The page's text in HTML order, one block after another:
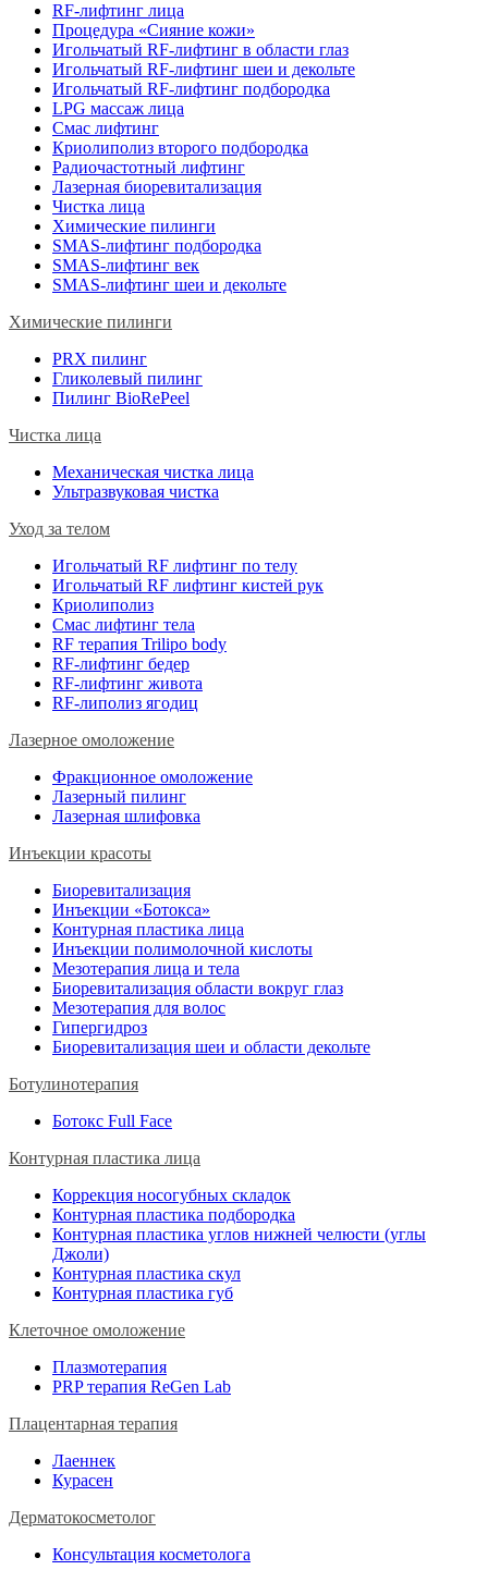
RF-лифтинг лица
Процедура «Сияние кожи»
Игольчатый RF-лифтинг в области глаз
Игольчатый RF-лифтинг шеи и декольте
Игольчатый RF-лифтинг подбородка
LPG массаж лица
Смас лифтинг
Криолиполиз второго подбородка
Радиочастотный лифтинг
Лазерная биоревитализация
Чистка лица
Химические пилинги
SMAS-лифтинг подбородка
SMAS-лифтинг век
SMAS-лифтинг шеи и декольте
Химические пилинги
PRX пилинг
Гликолевый пилинг
Пилинг BioRePeel
Чистка лица
Механическая чистка лица
Ультразвуковая чистка
Уход за телом
Игольчатый RF лифтинг по телу
Игольчатый RF лифтинг кистей рук
Криолиполиз
Смас лифтинг тела
RF терапия Trilipo body
RF-лифтинг бедер
RF-лифтинг живота
RF-липолиз ягодиц
Лазерное омоложение
Фракционное омоложение
Лазерный пилинг
Лазерная шлифовка
Инъекции красоты
Биоревитализация
Инъекции «Ботокса»
Контурная пластика лица
Инъекции полимолочной кислоты
Мезотерапия лица и тела
Биоревитализация области вокруг глаз
Мезотерапия для волос
Гипергидроз
Биоревитализация шеи и области декольте
Ботулинотерапия
Ботокс Full Face
Контурная пластика лица
Коррекция носогубных складок
Контурная пластика подбородка
Контурная пластика углов нижней челюсти (углы
Джоли)
Контурная пластика скул
Контурная пластика губ
Клеточное омоложение
Плазмотерапия
PRP терапия ReGen Lab
Плацентарная терапия
Лаеннек
Курасен
Дерматокосметолог
Консультация косметолога